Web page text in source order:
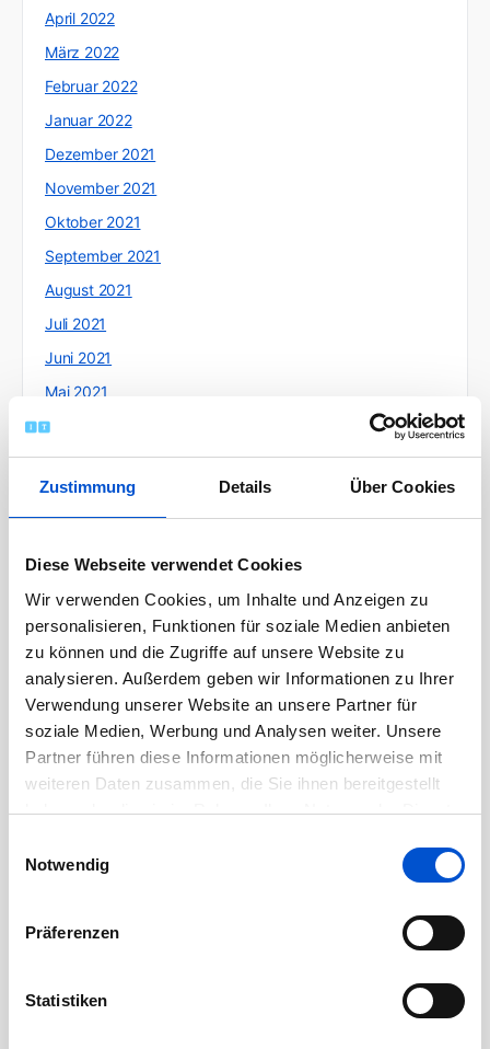
Zustimmung Details Über Cookies
Diese Webseite verwendet Cookies
Wir verwenden Cookies, um Inhalte und Anzeigen zu
personalisieren, Funktionen für soziale Medien anbieten
zu können und die Zugriffe auf unsere Website zu
analysieren. Außerdem geben wir Informationen zu Ihrer
Verwendung unserer Website an unsere Partner für
soziale Medien, Werbung und Analysen weiter. Unsere
Partner führen diese Informationen möglicherweise mit
weiteren Daten zusammen, die Sie ihnen bereitgestellt
haben oder die sie im Rahmen Ihrer Nutzung der Dienste
Notwendig
Präferenzen
Statistiken
April 2022
März 2022
Februar 2022
Januar 2022
Dezember 2021
November 2021
Oktober 2021
September 2021
August 2021
Juli 2021
Juni 2021
Mai 2021
April 2021
März 2021
Februar 2021
Dezember 2020
November 2020
Oktober 2020
September 2020
August 2020
Juli 2020
Juni 2020
März 2020
Januar 2020
November 2019